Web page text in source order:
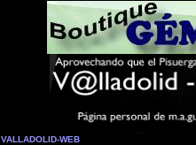
VALLADOLID-WEB